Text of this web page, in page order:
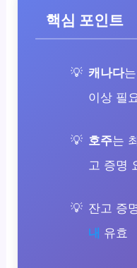
핵심 포인트
캐나다
이상 필
호주는
고 증명
잔고 증
내 유효